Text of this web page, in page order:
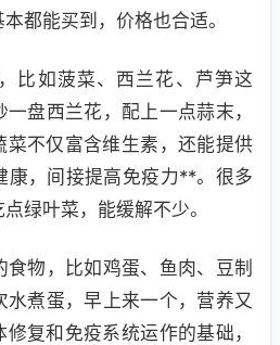
都能买到，价格也合适。
比如菠菜、西兰花、芦笋这
盘西兰花，配上一点蒜末，
不仅富含维生素，还能提供
康，间接提高免疫力**。很多
绿叶菜，能缓解不少。
物，比如鸡蛋、鱼肉、豆制
水煮蛋，早上来一个，营养又
复和免疫系统运作的基础，